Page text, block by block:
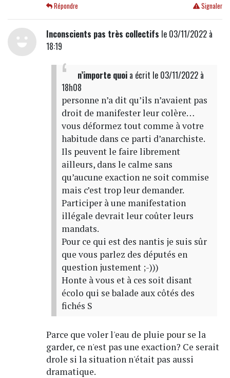
Signaler
Répondre
Inconscients pas très collectifs le 03/11/2022 à
18:19
n’importe quoia écrit le 03/11/2022 à
18h08
personne n’a dit qu’ils n’avaient pas
droit de manifester leur colère…
vous déformez tout comme à votre
habitude dans ce parti d’anarchiste.
Ils peuvent le faire librement
ailleurs, dans le calme sans
qu’aucune exaction ne soit commise
mais c’est trop leur demander.
Participer à une manifestation
illégale devrait leur coûter leurs
mandats.
Pour ce qui est des nantis je suis sûr
que vous parlez des députés en
question justement ;-)))
Honte à vous et à ces soit disant
écolo qui se balade aux côtés des
fichés S
Parce que voler l'eau de pluie pour se la
garder, ce n'est pas une exaction? Ce serait
drole si la situation n'était pas aussi
dramatique.